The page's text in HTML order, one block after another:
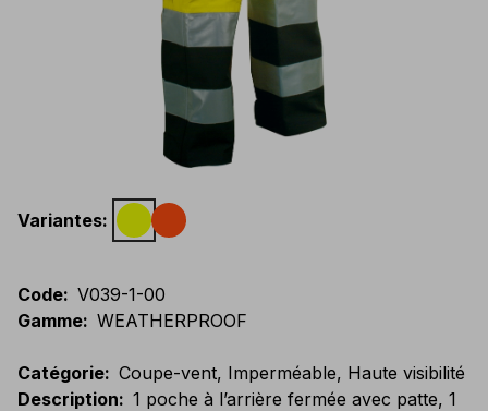
Variantes:
Code: V039-1-00
Gamme: WEATHERPROOF
Catégorie: Coupe-vent, Imperméable, Haute visibilité
Description: 1 poche à l’arrière fermée avec patte, 1